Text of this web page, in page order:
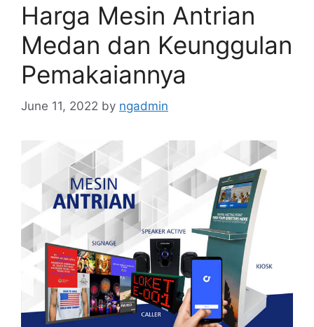
Harga Mesin Antrian
Medan dan Keunggulan
Pemakaiannya
June 11, 2022 by ngadmin